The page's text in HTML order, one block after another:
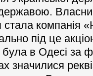
компанія
під це
була в Одесі за
значилися